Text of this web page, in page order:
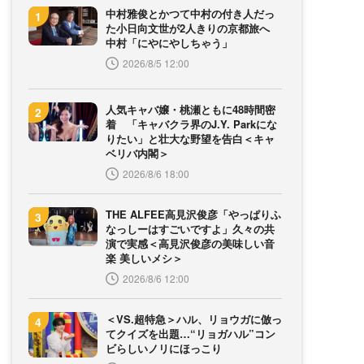
中村雅俊とかつて中村の付き人だっ
た小日向文世が2人きりの京都旅へ
中村「にやにやしちゃう」
2026/8/5 12:00
人気キャバ嬢・桃瀬ともに48時間密
着 「キャバクラ界のJ.Y. Parkにな
りたい」と壮大な野望を告白＜キャ
ベリバ内閣＞
2026/8/6 18:00
THE ALFEE高見沢俊彦「やっぱりふ
なっしーはすごいですよ」久々の共
演で実感＜高見沢俊彦の美味しい音
楽 美しいメシ＞
2026/8/6 12:00
＜VS.超特急＞ハル、リョウガに倣っ
てクイズを出題…“リョガハル”コン
ビらしいノリにほっこり